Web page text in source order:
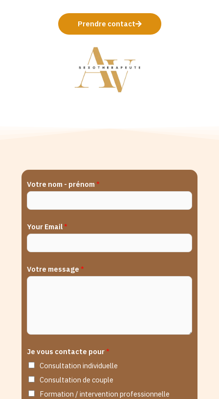
Prendre contact
Votre nom - prénom *
r
é
o
Your Email*
Votre message *
Je vous contacte pour*
Consultation individuelle
Consultation de couple
Formation / intervention professionnelle